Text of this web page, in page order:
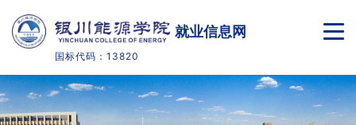
就业信息网
国标代码：13820
毕业生概况